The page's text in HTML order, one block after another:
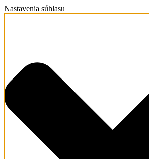
Nastavenia súhlasu